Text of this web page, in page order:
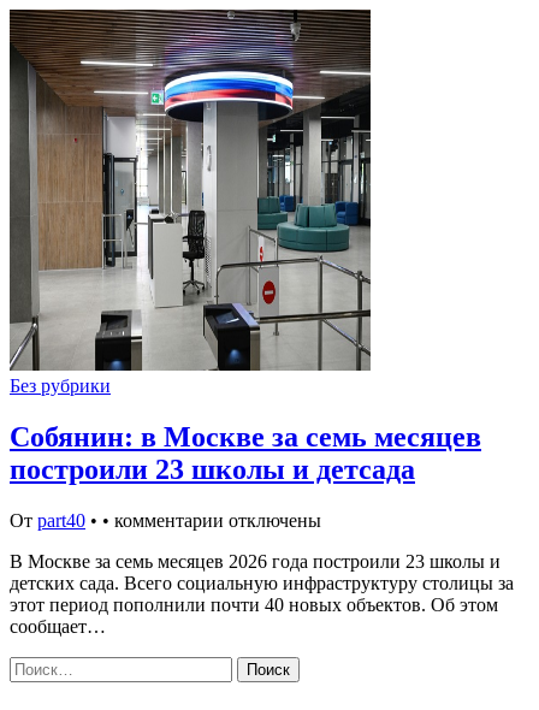
Без рубрики
Собянин: в Москве за семь месяцев
построили 23 школы и детсада
От part40 • • комментарии отключены
В Москве за семь месяцев 2026 года построили 23 школы и
детских сада. Всего социальную инфраструктуру столицы за
этот период пополнили почти 40 новых объектов. Об этом
сообщает…
Найти: